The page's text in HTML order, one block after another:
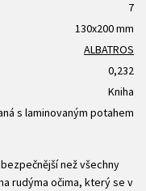
7
130x200 mm
ALBATROS
0,232
Kniha
s laminovaným potahem
než všechny
rudýma očima, který se v